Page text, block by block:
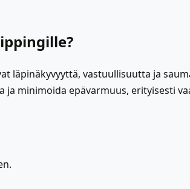
läpinäkyvyyttä, vastuullisuutta ja
minimoida epävarmuus, erityisesti